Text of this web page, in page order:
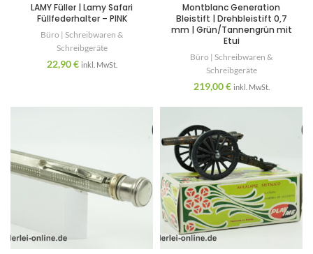
LAMY Füller | Lamy Safari
Füllfederhalter – PINK
Büro | Schreibwaren &
Schreibgeräte
22,90€ inkl. MwSt.
Montblanc Generation
Bleistift | Drehbleistift 0,7
mm | Grün/Tannengrün mit
Etui
Büro | Schreibwaren &
Schreibgeräte
219,00€ inkl. MwSt.